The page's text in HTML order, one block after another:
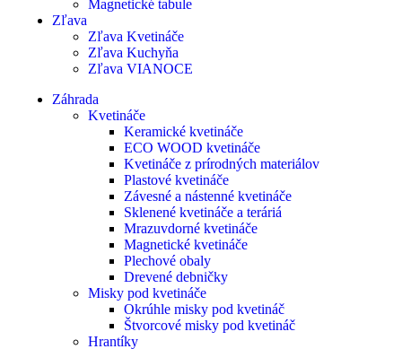
Magnetické tabule
Zľava
Zľava Kvetináče
Zľava Kuchyňa
Zľava VIANOCE
Záhrada
Kvetináče
Keramické kvetináče
ECO WOOD kvetináče
Kvetináče z prírodných materiálov
Plastové kvetináče
Závesné a nástenné kvetináče
Sklenené kvetináče a teráriá
Mrazuvdorné kvetináče
Magnetické kvetináče
Plechové obaly
Drevené debničky
Misky pod kvetináče
Okrúhle misky pod kvetináč
Štvorcové misky pod kvetináč
Hrantíky